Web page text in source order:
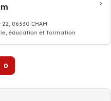
06330 CHAM
éducation et formation
0